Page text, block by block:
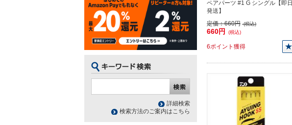
ペアパーツ #1 G シングル【即日
発送】
定価：660円 (税込)
660円 (税込)
6ポイント獲得
詳細検索
検索方法のご案内はこちら